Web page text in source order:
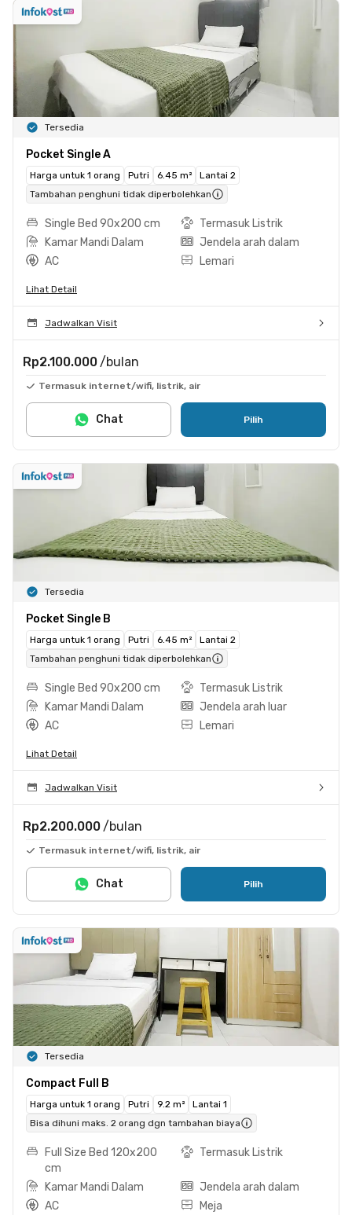
Tersedia
Pocket Single A
Harga untuk 1 orang Putri 6.45 m²
Lantai 2
Tambahan penghuni tidak diperbolehkan
Single Bed 90x200 cm
Termasuk Listrik
Kamar Mandi Dalam
Jendela arah dalam
AC
Lemari
Lihat Detail
Jadwalkan Visit
Rp2.100.000 /bulan
Termasuk internet/wifi, listrik, air
Pilih
Chat
Tersedia
Pocket Single B
Harga untuk 1 orang Putri 6.45 m²
Lantai 2
Tambahan penghuni tidak diperbolehkan
Single Bed 90x200 cm
Termasuk Listrik
Kamar Mandi Dalam
Jendela arah luar
AC
Lemari
Lihat Detail
Jadwalkan Visit
Rp2.200.000 /bulan
Termasuk internet/wifi, listrik, air
Pilih
Chat
Tersedia
Compact Full B
Harga untuk 1 orang Putri 9.2 m²
Lantai 1
Bisa dihuni maks. 2 orang dgn tambahan biaya
Full Size Bed 120x200
cm
Termasuk Listrik
Kamar Mandi Dalam
Jendela arah dalam
AC
Meja